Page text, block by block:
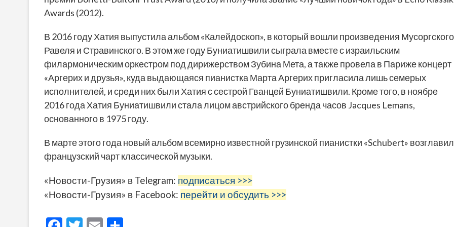
Awards (2012).
В 2016 году Хатия выпустила альбом «Калейдоскоп», в который вошли произведения
Равеля и Стравинского. В этом же году Буниатишвили сыграла вместе с израильским
филармоническим оркестром под дирижерством Зубина Мета, а также провела в Париже концерт
«Аргерих и друзья», куда выдающаяся пианистка Марта Аргерих пригласила лишь семерых
исполнителей, и среди них были Хатия с сестрой Гванцей Буниатишвили. Кроме того, в ноябре
2016 года Хатия Буниатишвили стала лицом австрийского бренда часов Jacques Lemans,
основанного в 1975 году.
В марте этого года новый альбом всемирно известной грузинской пианистки «Schubert» возглавил
французский чарт классической музыки.
«Новости-Грузия» в Telegram: подписаться >>>
«Новости-Грузия» в Facebook: перейти и обсудить >>>